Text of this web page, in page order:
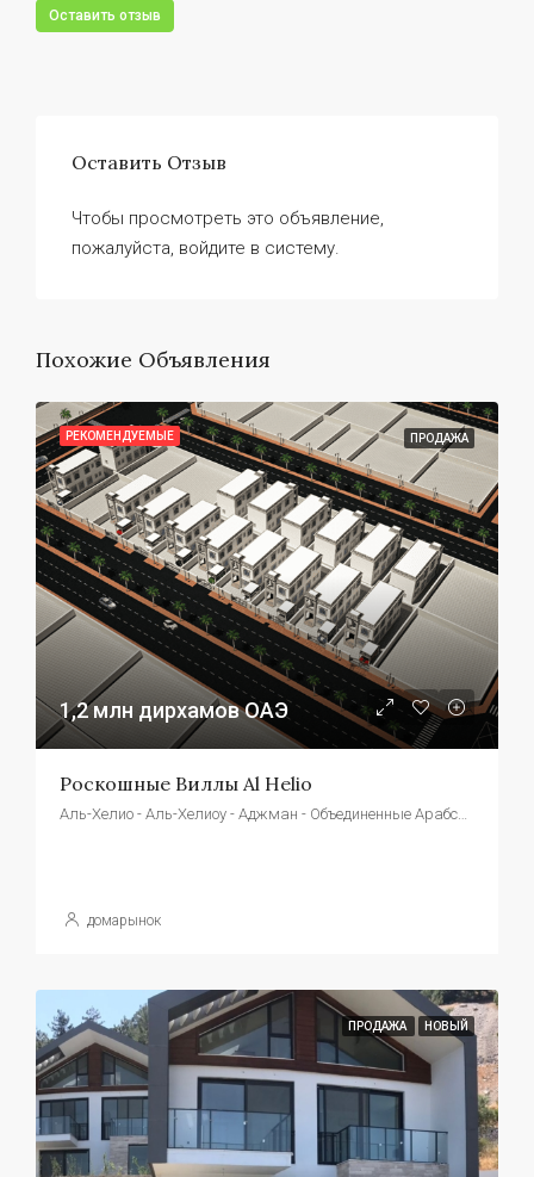
Оставить отзыв
Оставить Отзыв
Чтобы просмотреть это объявление,
пожалуйста, войдите в систему.
Похожие Объявления
РЕКОМЕНДУЕМЫЕ ПРОДАЖА
1,2 млн дирхамов ОАЭ
Роскошные Виллы Al Helio
Аль-Хелио - Аль-Хелиоу - Аджман - Объединенные Арабские Эмираты
домарынок
ПРОДАЖА НОВЫЙ